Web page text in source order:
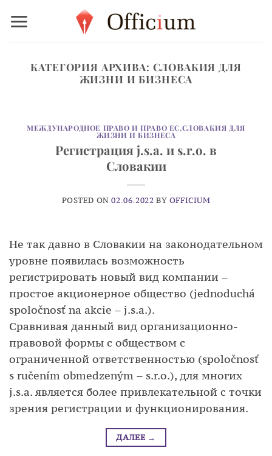
КАТЕГОРИЯ АРХИВА: СЛОВАКИЯ ДЛЯ
ЖИЗНИ И БИЗНЕСА
МЕЖДУНАРОДНОЕ ПРАВО И ПРАВО ЕС,СЛОВАКИЯ ДЛЯ
ЖИЗНИ И БИЗНЕСА
Регистрация j.s.a. и s.r.o. в
Словакии
POSTED ON02.06.2022 BY OFFICIUM
Не так давно в Словакии на законодательном
уровне появилась возможность
регистрировать новый вид компании –
простое акционерное общество (jednoduchá
spoločnosť na akcie – j.s.a.).
Сравнивая данный вид организационно-
правовой формы с обществом с
ограниченной ответственностью (spoločnosť
s ručením obmedzeným – s.r.o.), для многих
j.s.a. является более привлекательной с точки
зрения регистрации и функционирования.
ДАЛЕЕ →